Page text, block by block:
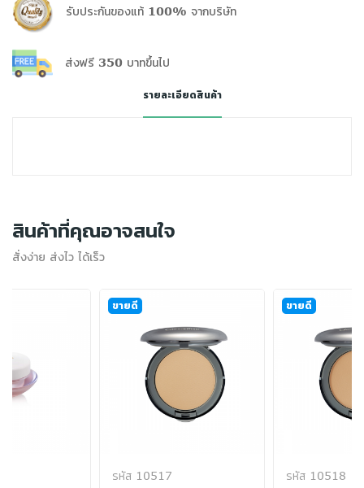
รับประกันของแท้ 100% จากบริษัท
ส่งฟรี 350 บาทขึ้นไป
รายละเอียดสินค้า
สินค้าที่คุณอาจสนใจ
สั่งง่าย ส่งไว ได้เร็ว
ขายดี
รหัส 10517
ขายดี
รหัส 10518